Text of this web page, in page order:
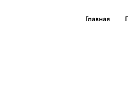
Главная